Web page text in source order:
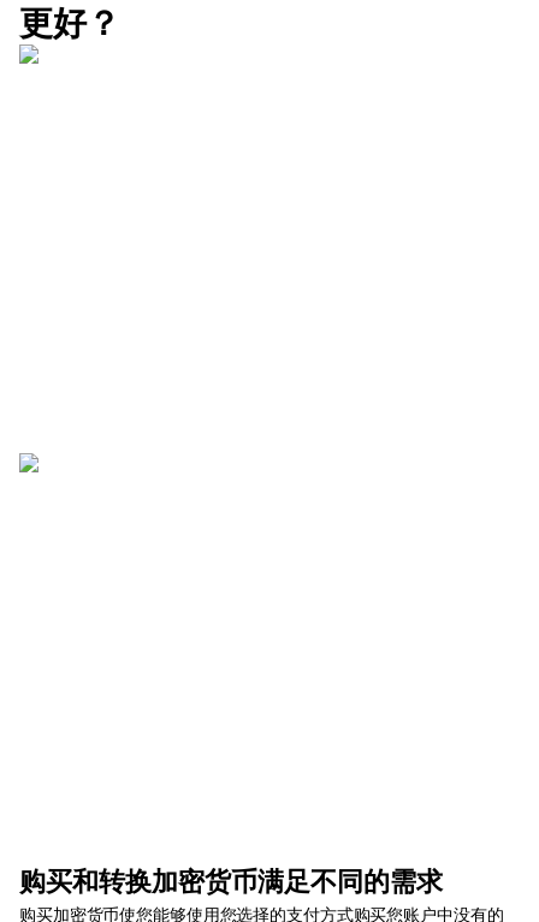
更好？
购买和转换加密货币满足不同的需求
购买加密货币使您能够使用您选择的支付方式购买您账户中没有的